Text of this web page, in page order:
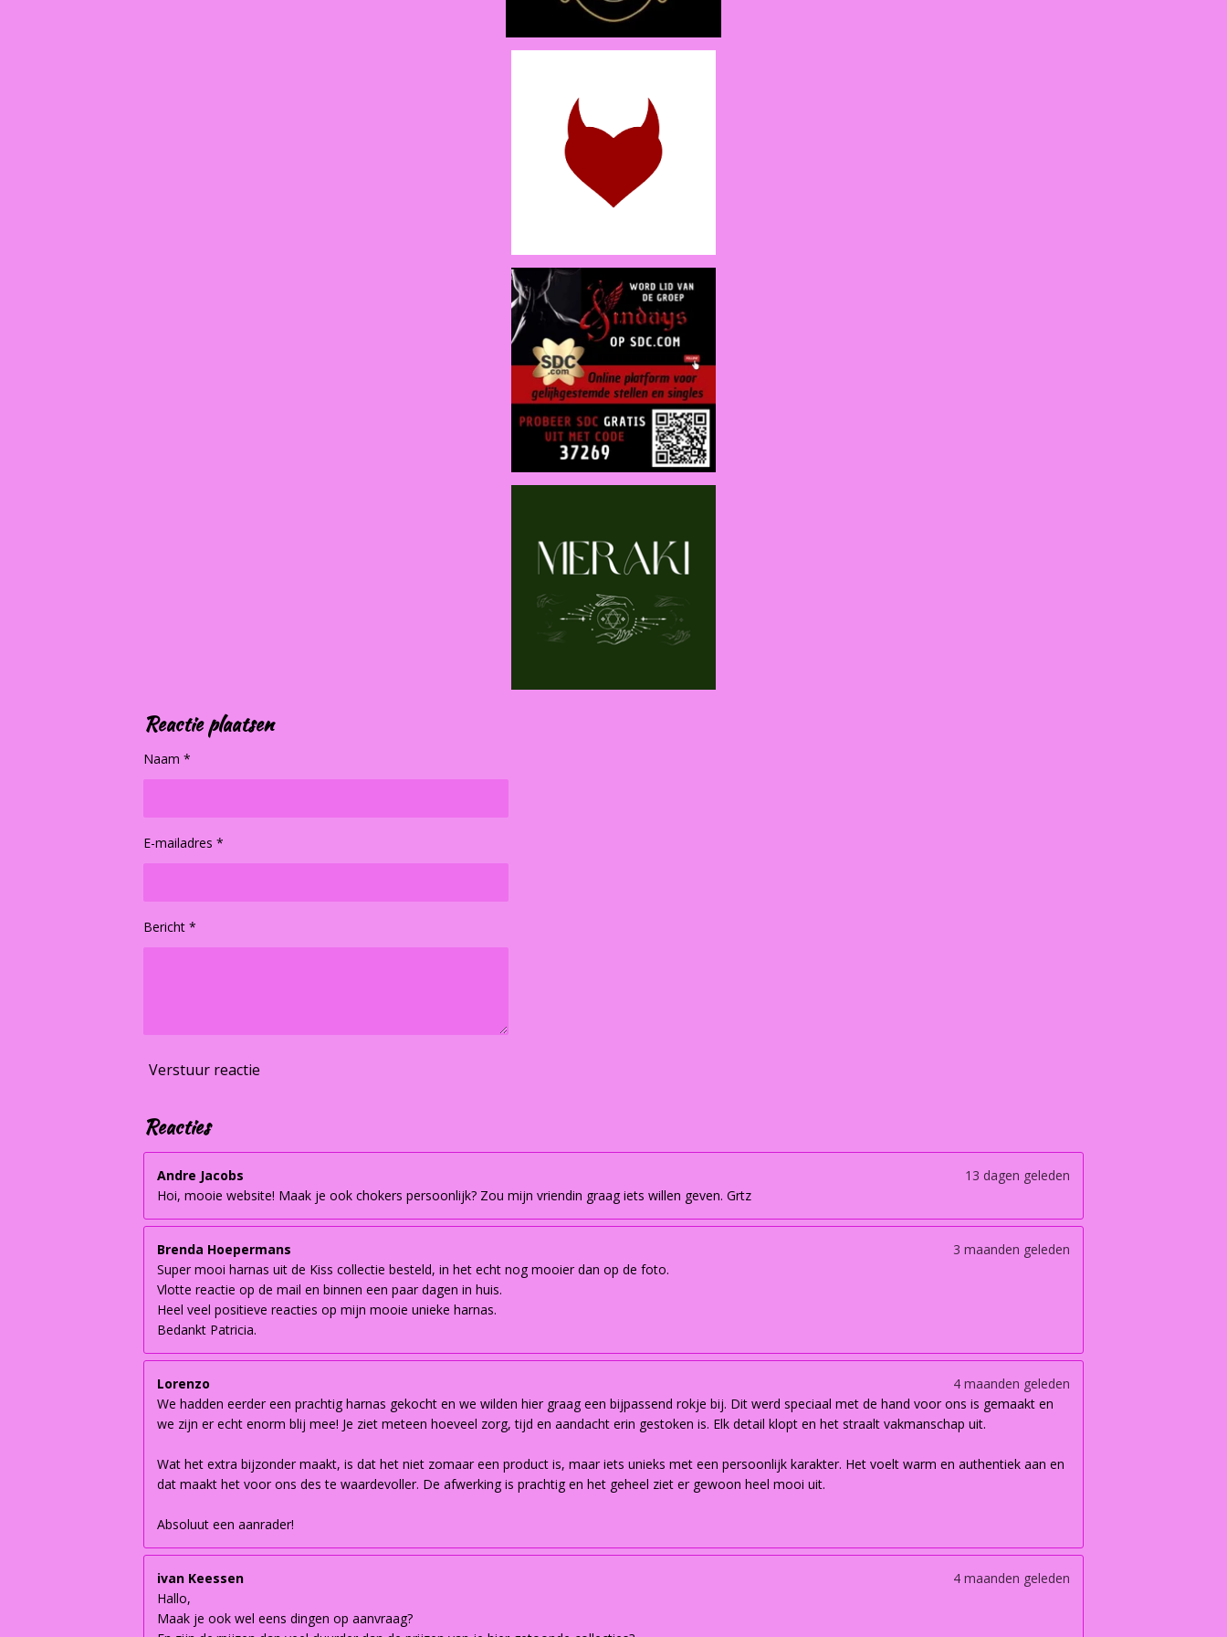
Reactie plaatsen
Naam *
E-mailadres *
Bericht *
Verstuur reactie
Reacties
Andre Jacobs
13 dagen geleden
Hoi, mooie website! Maak je ook chokers persoonlijk? Zou mijn vriendin graag iets willen geven. Grtz
Brenda Hoepermans
3 maanden geleden
Super mooi harnas uit de Kiss collectie besteld, in het echt nog mooier dan op de foto.
Vlotte reactie op de mail en binnen een paar dagen in huis.
Heel veel positieve reacties op mijn mooie unieke harnas.
Bedankt Patricia.
Lorenzo
4 maanden geleden
We hadden eerder een prachtig harnas gekocht en we wilden hier graag een bijpassend rokje bij. Dit werd speciaal met de hand voor ons is gemaakt en
we zijn er echt enorm blij mee! Je ziet meteen hoeveel zorg, tijd en aandacht erin gestoken is. Elk detail klopt en het straalt vakmanschap uit.
Wat het extra bijzonder maakt, is dat het niet zomaar een product is, maar iets unieks met een persoonlijk karakter. Het voelt warm en authentiek aan en
dat maakt het voor ons des te waardevoller. De afwerking is prachtig en het geheel ziet er gewoon heel mooi uit.
Absoluut een aanrader!
ivan Keessen
4 maanden geleden
Hallo,
Maak je ook wel eens dingen op aanvraag?